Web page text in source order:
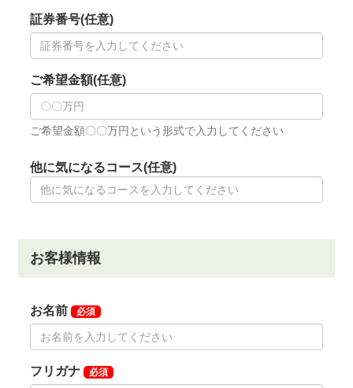
◆周辺ゴルフ場
「利根パークゴルフ場」
ブ」 「我孫子ゴルフ倶楽部」 「取手桜が丘ゴルフクラ
ブ」 「クリアビューゴルフクラブ＆ホテル」
◆交通機関
・自動車でお越しの場合
・電車をご利用の場合
またはタクシーで約10分。
※平日の送迎のみ予約が必要となりますので、ご利用